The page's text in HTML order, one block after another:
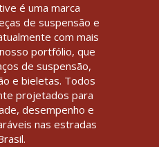
é uma marca
de suspensão e
com mais
portfólio, que
de suspensão,
e bieletas. Todos
projetados para
desempenho e
nas estradas